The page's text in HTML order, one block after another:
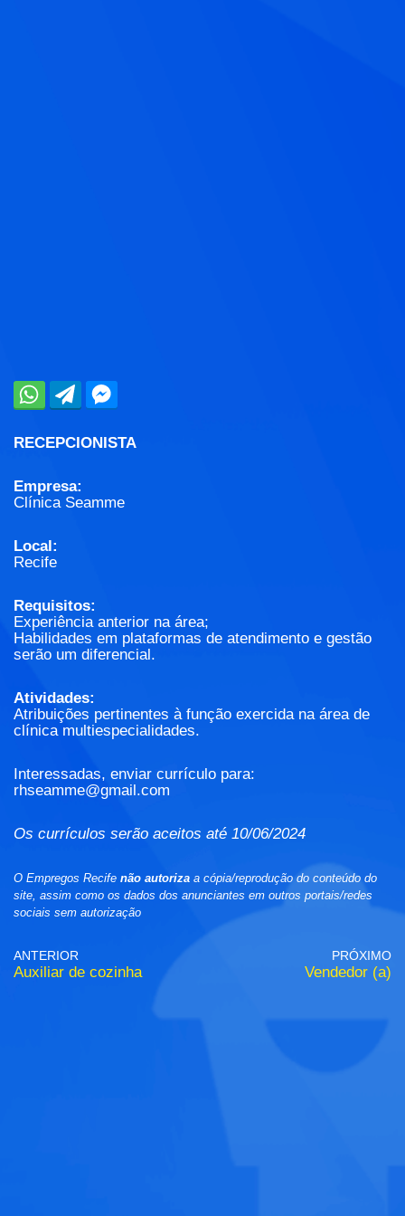
RECEPCIONISTA
Empresa:
Clínica Seamme
Local:
Recife
Requisitos:
Experiência anterior na área;
Habilidades em plataformas de atendimento e gestão
serão um diferencial.
Atividades:
Atribuições pertinentes à função exercida na área de
clínica multiespecialidades.
Interessadas, enviar currículo para:
rhseamme@gmail.com
Os currículos serão aceitos até 10/06/2024
O Empregos Recife não autoriza a cópia/reprodução do conteúdo do
site, assim como os dados dos anunciantes em outros portais/redes
sociais sem autorização
ANTERIOR
Auxiliar de cozinha
PRÓXIMO
Vendedor (a)